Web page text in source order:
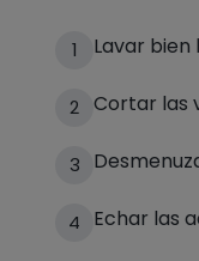
1 Lavar bien
2 Cortar las
3
4 Echar las